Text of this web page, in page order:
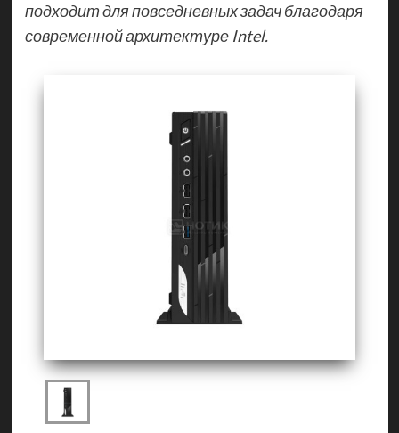
подходит для повседневных задач благодаря
современной архитектуре Intel.